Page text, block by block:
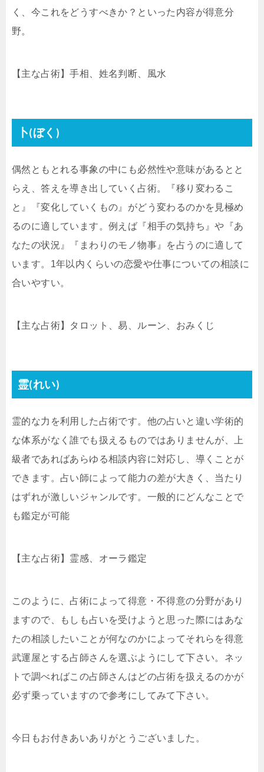
く、今これをどうすべきか？といった内容が得意分
野。
【主な占術】手相、姓名判断、風水
卜(ぼく)
偶然ともとれる事象の中にも必然性や意味があるとと
らえ、答えを導き出していく占術。『移り変わるこ
と』『変化していくもの』がどう変わるのかを見極め
るのに適しています。例えば『相手の気持ち』や『あ
なたの状況』『まわりのモノ物事』を占うのに適して
います。1年以内くらいの恋愛や仕事についての相談に
合いやすい。
【主な占術】タロット、易、ルーン、おみくじ
霊(れい)
霊的な力を利用した占術です。他の占いと違い学術的
な体系がなく誰でも扱えるものではありませんが、上
級者であればあらゆる相談内容に対応し、導くことが
できます。占い師によって能力の差が大きく、当たり
はずれが激しいジャンルです。一般的にどんなことで
も鑑定が可能
【主な占術】霊感、オーラ鑑定
このように、占術によって得意・不得意の分野があり
ますので、もしも占いを受けようと思った際にはあな
たの相談したいことが何なのかによってそれらを得意
武運屋とする占師さんを選ぶようにして下さい。ネッ
トで調べればこの占師さんはどの占術を扱えるのかが
必ず乗っていますので参考にしてみて下さい。
今日もお付きあいありがとうございました。